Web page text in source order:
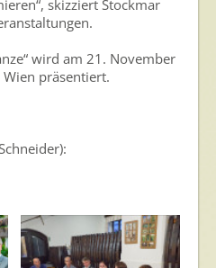
skizziert Stockmar
wird am 21. November
präsentiert.